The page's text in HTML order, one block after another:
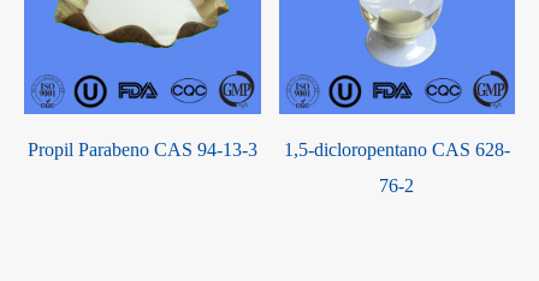
Propil Parabeno CAS 94-13-3
1,5-dicloropentano CAS 628-
76-2